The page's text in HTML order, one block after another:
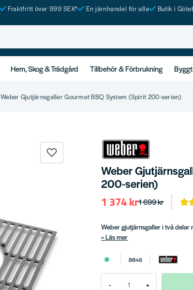
Fraktfritt över 999 SEK* En järnhandel för alla Butik i
Hem, Skog & Trädgård Tillbehör & Förbrukning
Weber Gjutjärnsgaller Gourmet BBQ System (Spirit 200-serien)
Weber
200-serien)
1 699 kr
1 374 kr
Weber gjutjärnsgaller i två delar
Läs mer
8846
- +